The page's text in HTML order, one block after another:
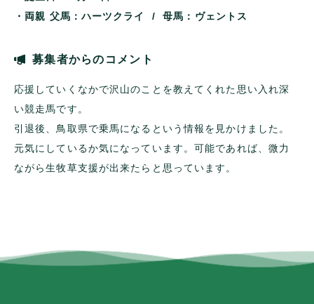
・両親 父馬：ハーツクライ / 母馬：ヴェントス
募集者からのコメント
応援していくなかで沢山のことを教えてくれた思い入れ深
い競走馬です。
引退後、鳥取県で乗馬になるという情報を見かけました。
元気にしているか気になっています。可能であれば、微力
ながら生牧草支援が出来たらと思っています。